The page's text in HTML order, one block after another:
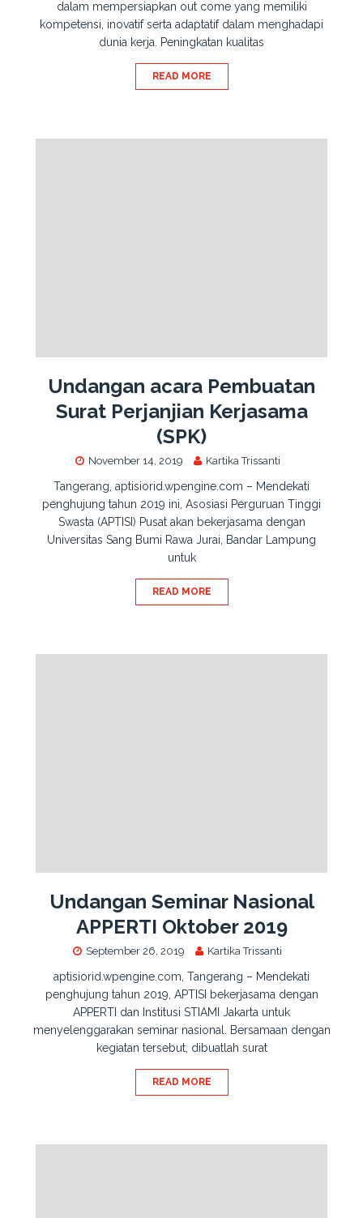
dalam mempersiapkan out come yang memiliki
kompetensi, inovatif serta adaptatif dalam menghadapi
dunia kerja. Peningkatan kualitas
READ MORE
Undangan acara Pembuatan
Surat Perjanjian Kerjasama
(SPK)
November 14, 2019 Kartika Trissanti
Tangerang, aptisiorid.wpengine.com – Mendekati
penghujung tahun 2019 ini, Asosiasi Perguruan Tinggi
Swasta (APTISI) Pusat akan bekerjasama dengan
Universitas Sang Bumi Rawa Jurai, Bandar Lampung
untuk
READ MORE
Undangan Seminar Nasional
APPERTI Oktober 2019
September 26, 2019 Kartika Trissanti
aptisiorid.wpengine.com, Tangerang – Mendekati
penghujung tahun 2019, APTISI bekerjasama dengan
APPERTI dan Institusi STIAMI Jakarta untuk
menyelenggarakan seminar nasional. Bersamaan dengan
kegiatan tersebut, dibuatlah surat
READ MORE